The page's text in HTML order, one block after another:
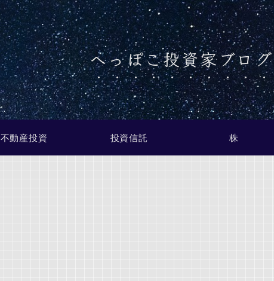
へっぽこ投資家ブログ
不動産投資 投資信託 株